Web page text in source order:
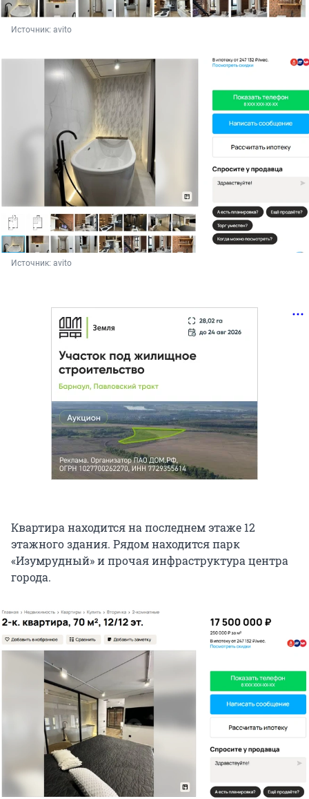
Источник: avito
Источник: avito
Квартира находится на последнем этаже 12
этажного здания. Рядом находится парк
«Изумрудный» и прочая инфраструктура центра
города.